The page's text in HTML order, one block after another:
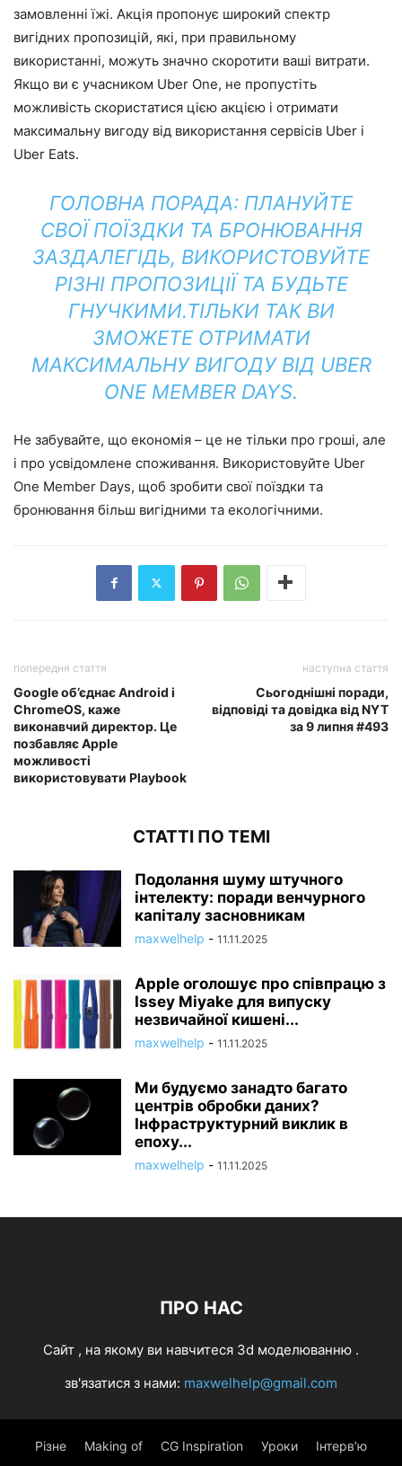
замовленні їжі. Акція пропонує широкий спектр
вигідних пропозицій, які, при правильному
використанні, можуть значно скоротити ваші витрати.
Якщо ви є учасником Uber One, не пропустіть
можливість скористатися цією акцією і отримати
максимальну вигоду від використання сервісів Uber і
Uber Eats.
ГОЛОВНА ПОРАДА: ПЛАНУЙТЕ
СВОЇ ПОЇЗДКИ ТА БРОНЮВАННЯ
ЗАЗДАЛЕГІДЬ, ВИКОРИСТОВУЙТЕ
РІЗНІ ПРОПОЗИЦІЇ ТА БУДЬТЕ
ГНУЧКИМИ.ТІЛЬКИ ТАК ВИ
ЗМОЖЕТЕ ОТРИМАТИ
МАКСИМАЛЬНУ ВИГОДУ ВІД UBER
ONE MEMBER DAYS.
Не забувайте, що економія – це не тільки про гроші, але
і про усвідомлене споживання. Використовуйте Uber
One Member Days, щоб зробити свої поїздки та
бронювання більш вигідними та екологічними.
попередня стаття
Google об’єднає Android і
ChromeOS, каже
виконавчий директор. Це
позбавляє Apple
можливості
використовувати Playbook
наступна стаття
Сьогоднішні поради,
відповіді та довідка від NYT
за 9 липня #493
СТАТТІ ПО ТЕМІ
Подолання шуму штучного
інтелекту: поради венчурного
капіталу засновникам
maxwelhelp - 11.11.2025
Apple оголошує про співпрацю з
Issey Miyake для випуску
незвичайної кишені...
maxwelhelp - 11.11.2025
Ми будуємо занадто багато
центрів обробки даних?
Інфраструктурний виклик в
епоху...
maxwelhelp - 11.11.2025
ПРО НАС
Cайт , на якому ви навчитеся 3d моделюванню .
зв'язатися з нами: maxwelhelp@gmail.com
Різне Making of CG Inspiration Уроки Інтерв’ю